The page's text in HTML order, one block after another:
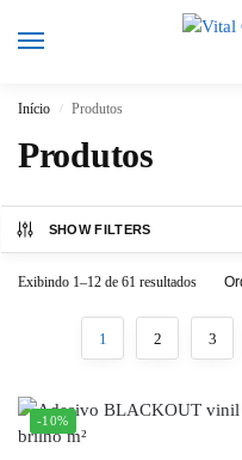
Início / Produtos
Produtos
SHOW FILTERS
Exibindo 1–12 de 61 resultados
1 2 3
-10%